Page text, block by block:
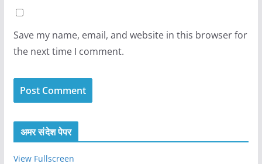
Save my name, email, and website in this browser for
the next time I comment.
अमर संदेश पेपर
View Fullscreen